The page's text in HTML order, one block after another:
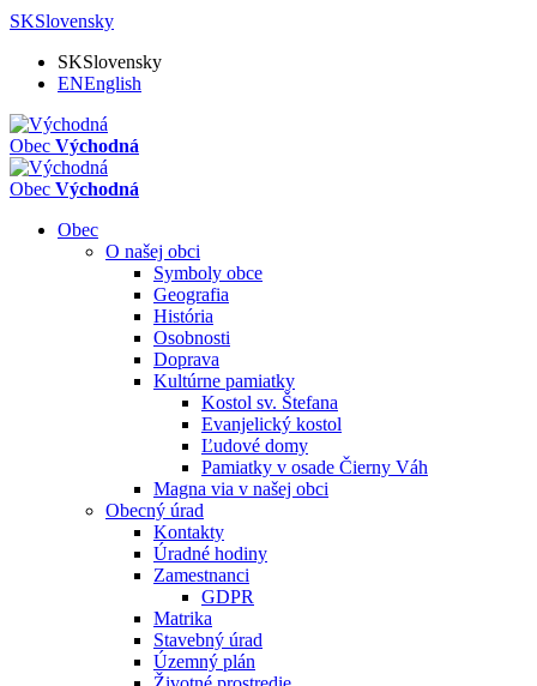
SKSlovensky
SKSlovensky
ENEnglish
Obec Východná
Obec Východná
Obec
O našej obci
Symboly obce
Geografia
História
Osobnosti
Doprava
Kultúrne pamiatky
Kostol sv. Štefana
Evanjelický kostol
Ľudové domy
Pamiatky v osade Čierny Váh
Magna via v našej obci
Obecný úrad
Kontakty
Úradné hodiny
Zamestnanci
GDPR
Matrika
Stavebný úrad
Územný plán